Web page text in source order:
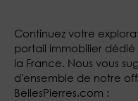
Continuez votre
portail immobilier
la France. Nous vous
d'ensemble de notre
BellesPierres.com :